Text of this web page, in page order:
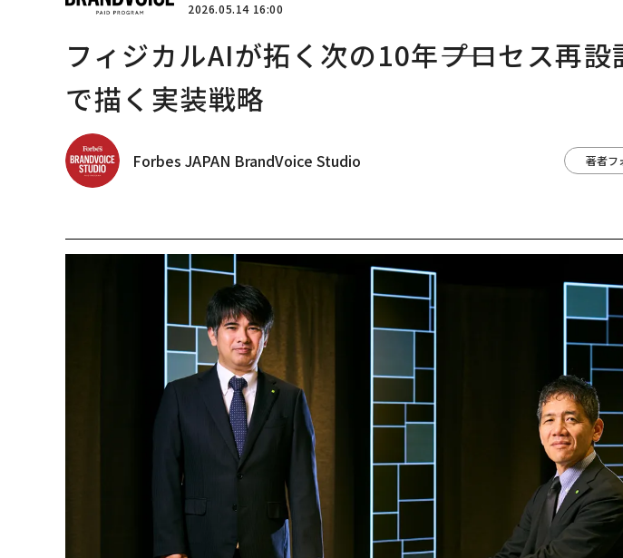
2026.05.14 16:00
フィジカルAIが拓く次の10年――プロセス再
で描く実装戦略
Forbes JAPAN BrandVoice Studio 著者フ